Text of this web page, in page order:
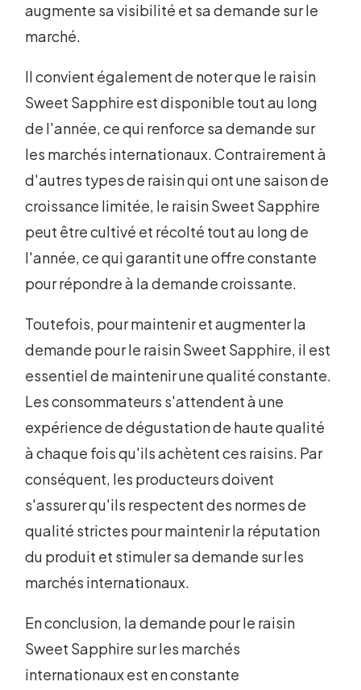
augmente sa visibilité et sa demande sur le
marché.
Il convient également de noter que le raisin
Sweet Sapphire est disponible tout au long
de l'année, ce qui renforce sa demande sur
les marchés internationaux. Contrairement à
d'autres types de raisin qui ont une saison de
croissance limitée, le raisin Sweet Sapphire
peut être cultivé et récolté tout au long de
l'année, ce qui garantit une offre constante
pour répondre à la demande croissante.
Toutefois, pour maintenir et augmenter la
demande pour le raisin Sweet Sapphire, il est
essentiel de maintenir une qualité constante.
Les consommateurs s'attendent à une
expérience de dégustation de haute qualité
à chaque fois qu'ils achètent ces raisins. Par
conséquent, les producteurs doivent
s'assurer qu'ils respectent des normes de
qualité strictes pour maintenir la réputation
du produit et stimuler sa demande sur les
marchés internationaux.
En conclusion, la demande pour le raisin
Sweet Sapphire sur les marchés
internationaux est en constante